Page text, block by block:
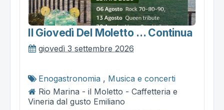
Il Giovedì Del Moletto ... Continua
giovedì 3 settembre 2026
Enogastronomia , Musica e concerti
Rio Marina - il Moletto - Caffetteria e
Vineria dal gusto Emiliano